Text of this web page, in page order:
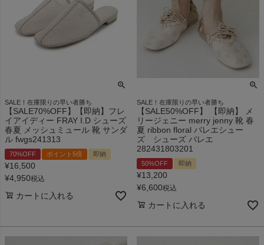
SALE！在庫限りの早い者勝ち
【SALE70%OFF】【即納】フレ
イアイディー FRAY I.D シューズ
春夏 メッシュミュール 靴 サンダ
ル fwgs241313
70%OFF ポイント5倍 即納
¥16,500
¥4,950税込
カートに入れる
SALE！在庫限りの早い者勝ち
【SALE50%OFF】 【即納】 メ
リージェニー merry jenny 靴 春
夏 ribbon floral バレエシュー
ズ シューズ バレエ
282431803201
50%OFF 即納
¥13,200
¥6,600税込
カートに入れる